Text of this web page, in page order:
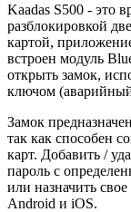
Kaadas S500 - это
разблокировкой
картой,
встроен модуль
открыть замок,
ключом
Замок
так как способен
карт. Добавить /
пароль с
или назначить
Android и iOS.